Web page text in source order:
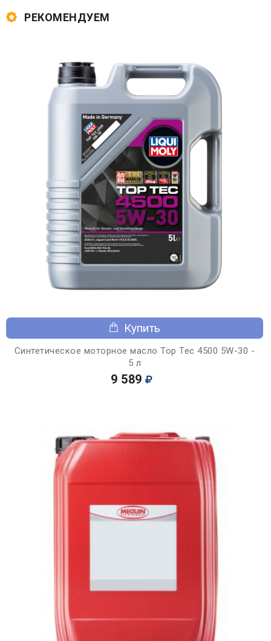
РЕКОМЕНДУЕМ
Купить
Синтетическое моторное масло Top Tec 4500 5W-30 -
5 л
9 589